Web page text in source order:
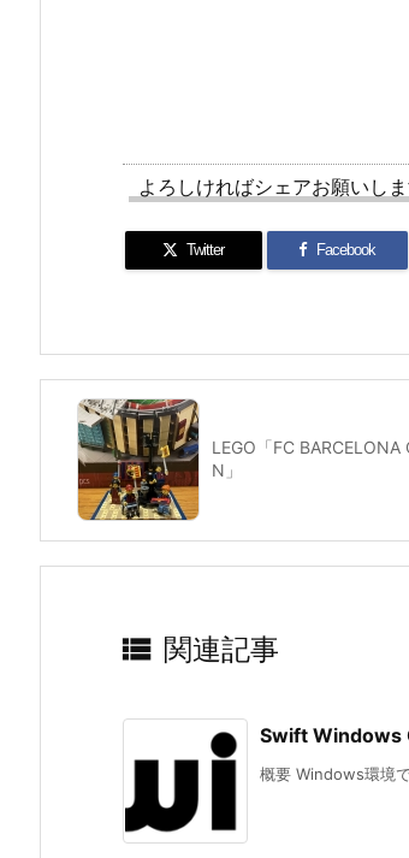
よろしければシェアお願いし
Twitter Facebook
LEGO「FC BARCELONA
N」
 関連記事
Swift Windows
概要 Windows環境